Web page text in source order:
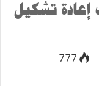
إعادة تشكيل
777